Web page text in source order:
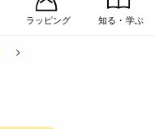
ラッピング 知る・学ぶ